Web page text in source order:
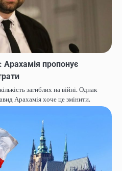
Арахамія пропонує
загиблих на війні. Однак
Арахамія хоче це змінити.